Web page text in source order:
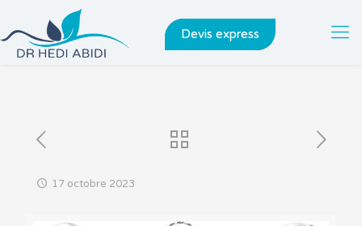
Devis express
17 octobre 2023